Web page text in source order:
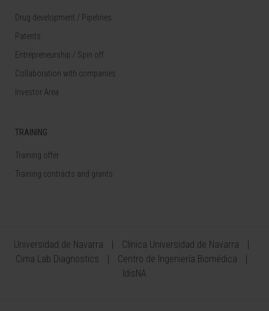
Drug development / Pipelines
Patents
Entrepreneurship / Spin off
Collaboration with companies
Investor Area
TRAINING
Training offer
Training contracts and grants
Universidad de Navarra
Clínica Universidad de Navarra
Cima Lab Diagnostics
Centro de Ingeniería Biomédica
IdisNA